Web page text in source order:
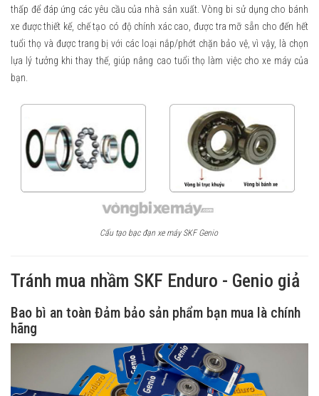
thấp để đáp ứng các yêu cầu của nhà sản xuất. Vòng bi sử dụng cho bánh
xe được thiết kế, chế tạo có độ chính xác cao, được tra mỡ sẵn cho đến hết
tuổi thọ và được trang bị với các loại nắp/phớt chặn bảo vệ, vì vậy, là chọn
lựa lý tưởng khi thay thế, giúp nâng cao tuổi thọ làm việc cho xe máy của
bạn.
Cấu tạo bạc đạn xe máy SKF Genio
Tránh mua nhầm SKF Enduro - Genio giả
Bao bì an toàn Đảm bảo sản phẩm bạn mua là chính
hãng